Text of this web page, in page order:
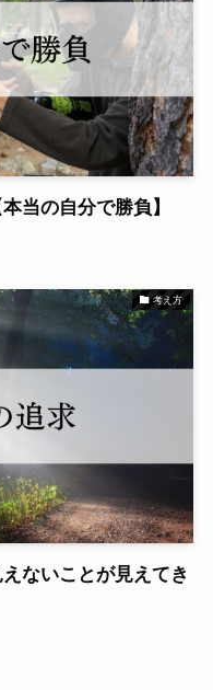
当の自分で勝負】
考え方
ないことが見えてき